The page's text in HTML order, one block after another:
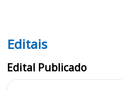
Editais
Editais
Edital Publicado